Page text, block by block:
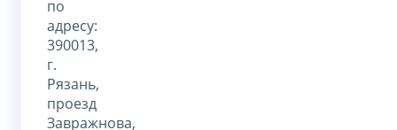
по
адресу:
390013,
г.
Рязань,
проезд
Завражнова,